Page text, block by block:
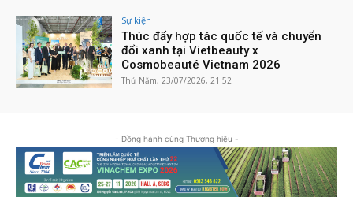
Sự kiện
Thúc đẩy hợp tác quốc tế và chuyển
đổi xanh tại Vietbeauty x
Cosmobeauté Vietnam 2026
Thứ Năm, 23/07/2026, 21:52
- Đồng hành cùng Thương hiệu -